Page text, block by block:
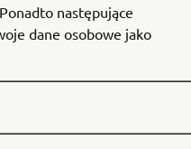
następujące
dane osobowe jako